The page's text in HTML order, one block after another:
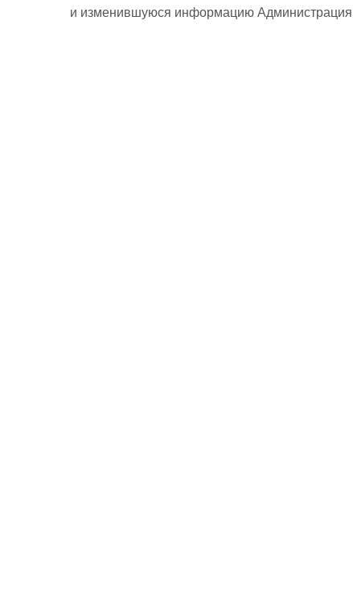
и изменившуюся информацию Администрация